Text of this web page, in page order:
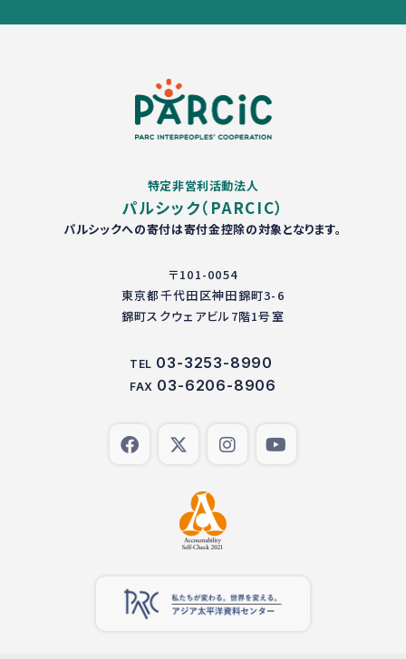
特定非営利活動法人
パルシック（PARCIC）
パルシックへの寄付は寄付金控除の対象となります。
〒101-0054
東京都千代田区神田錦町3-6
錦町スクウェアビル7階1号室
TEL 03-3253-8990
FAX 03-6206-8906